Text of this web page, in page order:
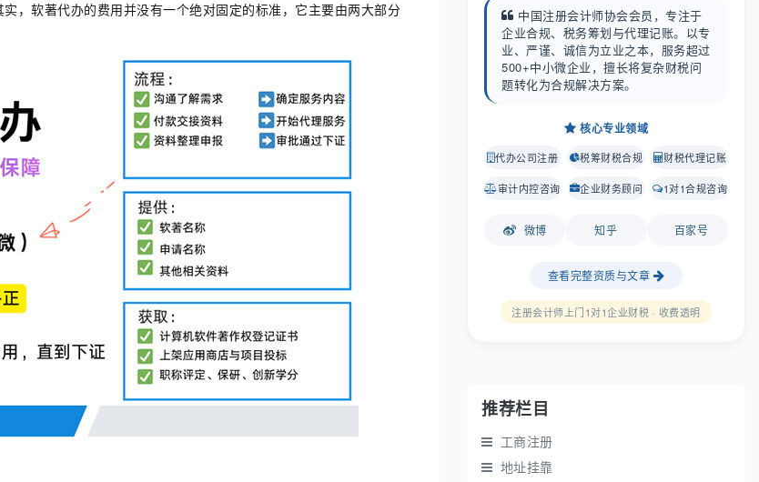
，软著代办的费用并没有一个绝对固定的标准，它主要由两大部分
中国注册会计师协会会员，专注于
企业合规、税务筹划与代理记账。以专
业、严谨、诚信为立业之本，服务超过
500+中小微企业，擅长将复杂财税问
题转化为合规解决方案。
核心专业领域
代办公司注册 税筹财税合规 财税代理记账
审计内控咨询 企业财务顾问 1对1合规咨询
微博 知乎 百家号
查看完整资质与文章
注册会计师上门1对1企业财税 · 收费透明
推荐栏目
工商注册
地址挂靠